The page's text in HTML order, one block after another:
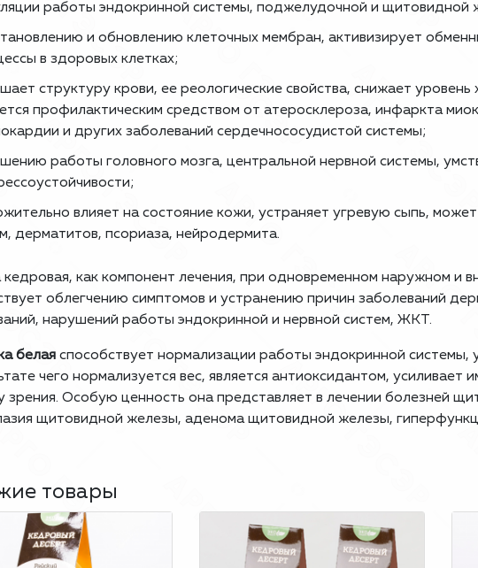
работы эндокринной системы, поджелудочной и щитовидной
и обновлению клеточных мембран, активизирует
в здоровых клетках;
структуру крови, ее реологические свойства, снижает
профилактическим средством от атеросклероза, инфаркта
и других заболеваний сердечнососудистой системы;
работы головного мозга, центральной нервной системы,
влияет на состояние кожи, устраняет угревую сыпь,
дерматитов, псо­риаза, нейродермита.
как компонент лечения, при одновременном наружном и
облегчению симптомов и устранению причин заболеваний
нарушений работы эндокринной и нервной систем, ЖКТ.
белая способствует нормализации работы эндокринной системы,
чего нормализуется вес, является антиоксидантом, усиливает
зрения. Особую ценность она представляет в лечении болезней
щитовидной железы, аденома щитовидной железы,
товары